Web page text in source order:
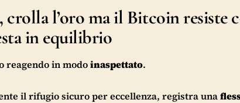
l’oro ma il Bitcoin resiste
in equilibrio
reagendo in modoinaspettato.
il rifugio sicuro per eccellenza, registra una